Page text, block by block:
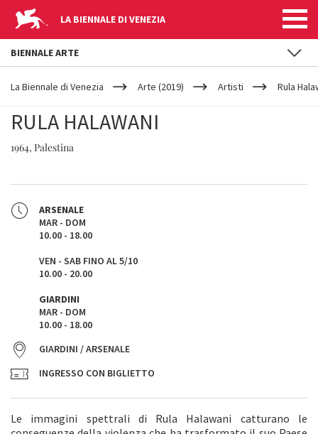
LA BIENNALE DI VENEZIA
YOUR
ARE
La Biennale di Venezia Arte (2019) Artisti Rula
RULA HALAWANI
1964, Palestina
ARSENALE
MAR - DOM
10.00 - 18.00
VEN - SAB FINO AL 5/10
10.00 - 20.00
GIARDINI
MAR - DOM
10.00 - 18.00
GIARDINI / ARSENALE
INGRESSO CON BIGLIETTO
Le immagini spettrali di Rula Halawani catturano le
BIENNALE ARTE